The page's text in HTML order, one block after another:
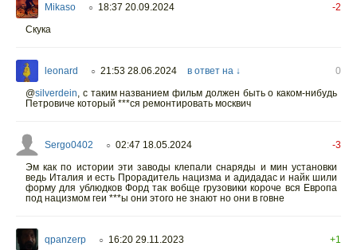
Mikaso ○ 18:37 20.09.2024
-2
Скука
leonard ○ 21:53 28.06.2024 в ответ на ↓
0
@silverdein, с таким названием фильм должен быть о каком-нибудь
Петровиче который ***ся ремонтировать москвич
Sergo0402 ○ 02:47 18.05.2024
-3
Эм как по истории эти заводы клепали снаряды и мин установки
ведь Италия и есть Прорадитель нацизма и адидадас и найк шили
форму для ублюдков Форд так вобще грузовики короче вся Европа
под нацизмом геи ***ы они этого не знают но они в говне
qpanzerp ○ 16:20 29.11.2023
+1